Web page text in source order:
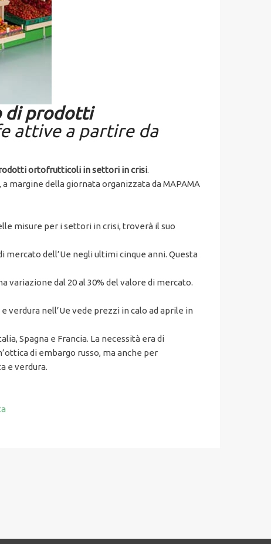
di prodotti
attive a partire da
ortofrutticoli in settori in crisi.
margine della giornata organizzata da MAPAMA
misure per i settori in crisi, troverà il suo
mercato dell’Ue negli ultimi cinque anni. Questa
variazione dal 20 al 30% del valore di mercato.
nell’Ue vede prezzi in calo ad aprile in
Spagna e Francia. La necessità era di
di embargo russo, ma anche per
e verdura.